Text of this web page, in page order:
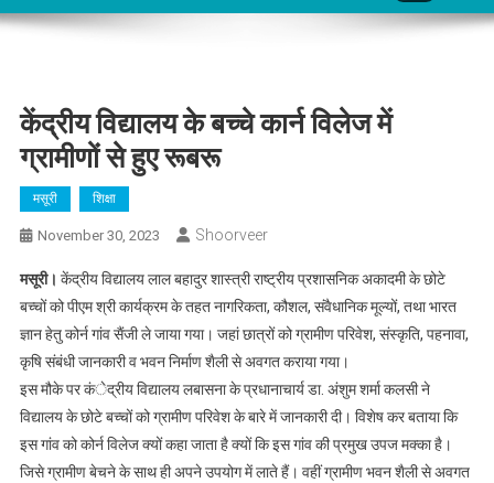
केंद्रीय विद्यालय के बच्चे कार्न विलेज में
ग्रामीणों से हुए रूबरू
मसूरी शिक्षा
November 30, 2023 Shoorveer
मसूरी। केंद्रीय विद्यालय लाल बहादुर शास्त्री राष्ट्रीय प्रशासनिक अकादमी के छोटे
बच्चों को पीएम श्री कार्यक्रम के तहत नागरिकता, कौशल, संवैधानिक मूल्यों, तथा भारत
ज्ञान हेतु कोर्न गांव सैंजी ले जाया गया। जहां छात्रों को ग्रामीण परिवेश, संस्कृति, पहनावा,
कृषि संबंधी जानकारी व भवन निर्माण शैली से अवगत कराया गया।
इस मौके पर कंेद्रीय विद्यालय लबासना के प्रधानाचार्य डा. अंशुम शर्मा कलसी ने
विद्यालय के छोटे बच्चों को ग्रामीण परिवेश के बारे में जानकारी दी। विशेष कर बताया कि
इस गांव को कोर्न विलेज क्यों कहा जाता है क्यों कि इस गांव की प्रमुख उपज मक्का है।
जिसे ग्रामीण बेचने के साथ ही अपने उपयोग में लाते हैं। वहीं ग्रामीण भवन शैली से अवगत